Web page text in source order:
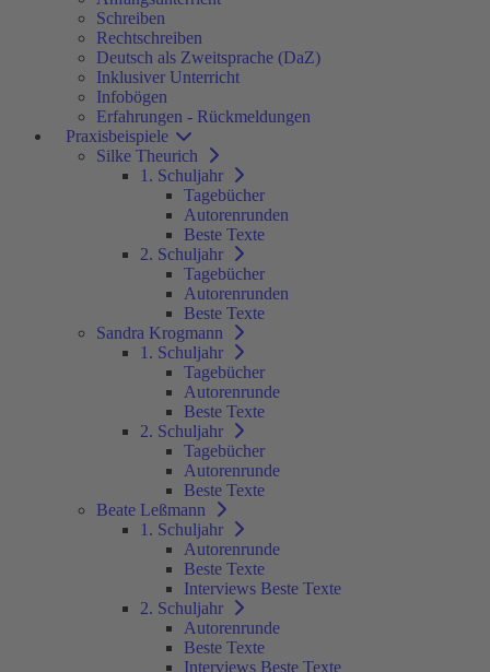
Schreiben
Rechtschreiben
Deutsch als Zweitsprache (DaZ)
Inklusiver Unterricht
Infobögen
Erfahrungen - Rückmeldungen
Praxisbeispiele
Silke Theurich
1. Schuljahr
Tagebücher
Autorenrunden
Beste Texte
2. Schuljahr
Tagebücher
Autorenrunden
Beste Texte
Sandra Krogmann
1. Schuljahr
Tagebücher
Autorenrunde
Beste Texte
2. Schuljahr
Tagebücher
Autorenrunde
Beste Texte
Beate Leßmann
1. Schuljahr
Autorenrunde
Beste Texte
Interviews Beste Texte
2. Schuljahr
Autorenrunde
Beste Texte
Interviews Beste Texte